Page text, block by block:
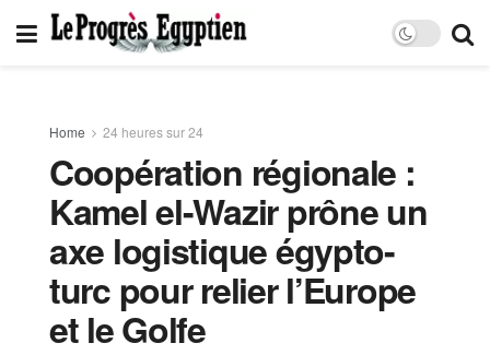
Home 24 heures sur 24
Coopération régionale :
Kamel el-Wazir prône un
axe logistique égypto-
turc pour relier l’Europe
et le Golfe